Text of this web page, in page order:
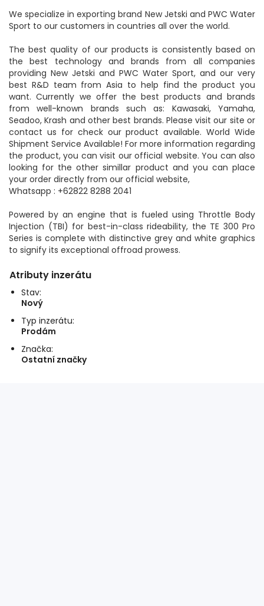
We specialize in exporting brand New Jetski and PWC Water
Sport to our customers in countries all over the world.
The best quality of our products is consistently based on
the best technology and brands from all companies
providing New Jetski and PWC Water Sport, and our very
best R&D team from Asia to help find the product you
want. Currently we offer the best products and brands
from well-known brands such as: Kawasaki, Yamaha,
Seadoo, Krash and other best brands. Please visit our site or
contact us for check our product available. World Wide
Shipment Service Available! For more information regarding
the product, you can visit our official website. You can also
looking for the other simillar product and you can place
your order directly from our official website,
Whatsapp : +62822 8288 2041
Powered by an engine that is fueled using Throttle Body
Injection (TBI) for best-in-class rideability, the TE 300 Pro
Series is complete with distinctive grey and white graphics
to signify its exceptional offroad prowess.
Atributy inzerátu
Stav:
Nový
Typ inzerátu:
Prodám
Značka:
Ostatní značky